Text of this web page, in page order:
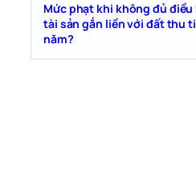
Mức phạt khi không đủ
tài sản gắn liền với đất thu
năm?